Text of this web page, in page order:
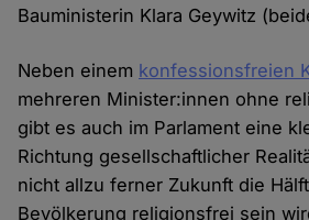
Bauministerin Klara Geywitz
Neben einem konfessionsfreien
mehreren Minister:innen ohne
gibt es auch im Parlament eine
Richtung gesellschaftlicher
nicht allzu ferner Zukunft die
Bevölkerung religionsfrei sein